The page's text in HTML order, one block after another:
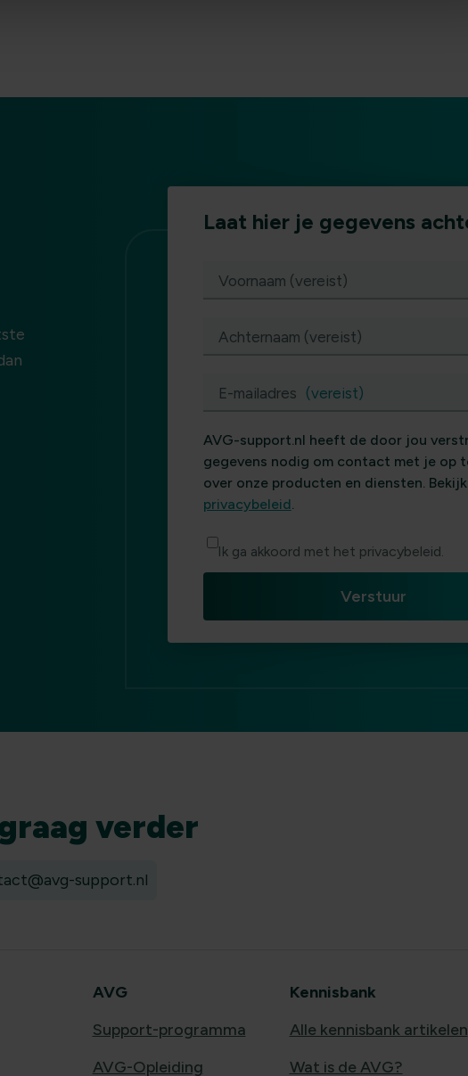
Laat hier je gegevens
Voornaam (vereist)
Achternaam (vereist)
E-mailadres (vereist)
AVG-support.nl heeft de door jou
gegevens nodig om contact met je op
over onze producten en diensten.
privacybeleid.
Ik ga akkoord met het privacybeleid.
verder
support.nl
AVG
Support-programma
AVG-Opleiding
Kennisbank
Alle kennisbank artikelen
Wat is de AVG?